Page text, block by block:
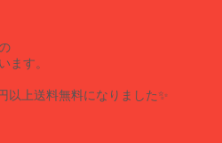
ます。
以上送料無料になりました✨